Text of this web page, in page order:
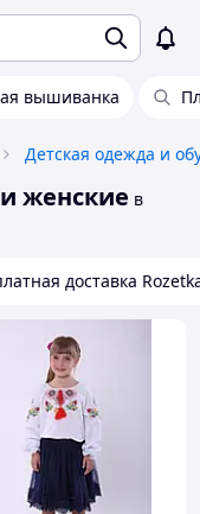
вышиванка
Детская одежда и
женские в
доставка